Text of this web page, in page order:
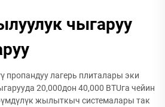
чыгаруу
пропандуу лагерь плиталары эки
20,000дон 40,000 BTUга чейин
жылыткыч системалары так